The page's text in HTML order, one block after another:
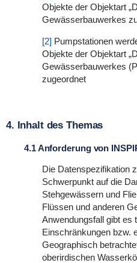
Objekte der Objektart
Gewässerbauwerkes
[2]Pumpstationen
Objekte der Objektart
Gewässerbauwerkes
zugeordnet
4. Inhalt des Themas
4.1 Anforderung von
Die Datenspezifikation
Schwerpunkt auf die
Stehgewässern und
Flüssen und anderen
Anwendungsfall gibt es
Einschränkungen bzw.
Geographisch
oberirdischen